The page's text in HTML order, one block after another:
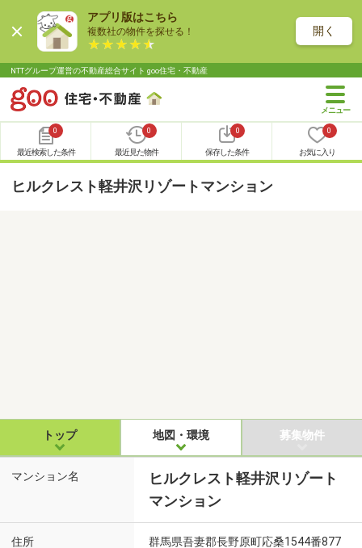
アプリ版はこちら
複数社の物件を探せる！ 開く
NTTグループ運営の不動産総合サイト goo住宅・不動産
0
最近検索した条件
0
最近見た物件
0
保存した条件
0
お気に入り
ヒルクレスト軽井沢リゾートマンション
トップ 地図・環境 募集物件
マンション名
ヒルクレスト軽井沢リゾート
マンション
住所
群馬県吾妻郡長野原町応桑1544番877